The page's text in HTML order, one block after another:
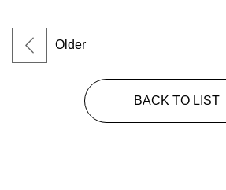
Older
BACK TO LIST